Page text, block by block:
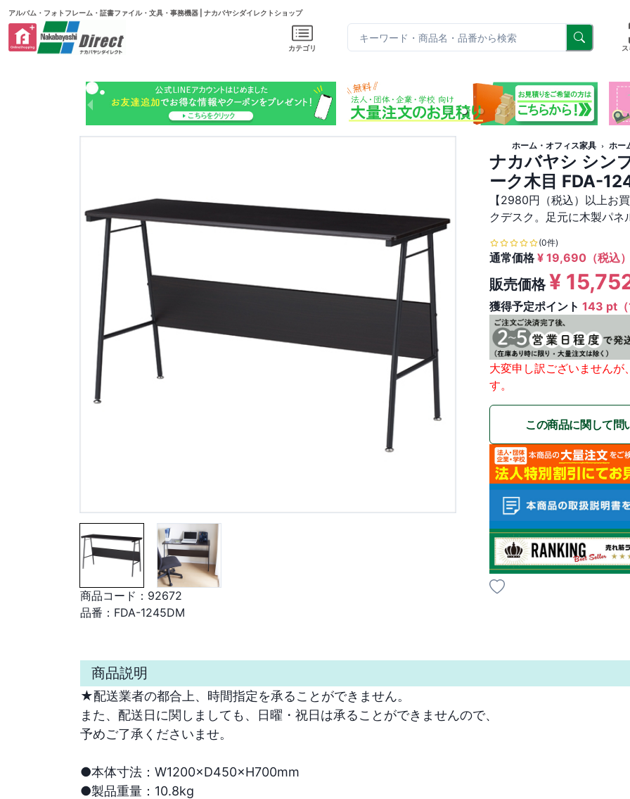
アルバム・フォトフレーム・証書ファイル・文具・事務機器 | ナカバヤシダイレクトショップ
カテゴリ
商品コード： 92672
品番： FDA-1245DM
ホーム・オフィス家具 ホー
ナカバヤシ シン
ーク木目 FDA-
【2980円（税込）以上お
クデスク。足元に木製パ
(0件)
通常価格¥ 19,690 （税込
販売価格¥
獲得予定ポイント 143 pt（
大変申し訳ございませんが
す。
この商品に関して問
商品説明
★配送業者の都合上、時間指定を承ることができません。
また、配送日に関しましても、日曜・祝日は承ることができませんので、
予めご了承くださいませ。
●本体寸法：W1200×D450×H700mm
●製品重量：10.8kg